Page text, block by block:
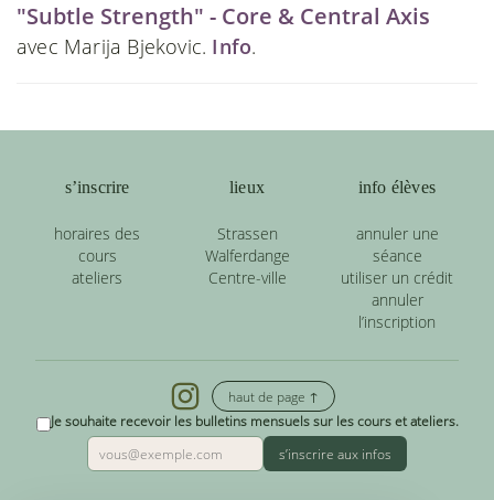
"Subtle Strength" - Core & Central Axis
avec Marija Bjekovic. Info.
s’inscrire
horaires des
cours
ateliers
lieux
Strassen
Walferdange
Centre-ville
info élèves
annuler une
séance
utiliser un crédit
annuler
l’inscription
haut de page ↑
Je souhaite recevoir les bulletins mensuels sur les cours et ateliers.
s’inscrire aux infos